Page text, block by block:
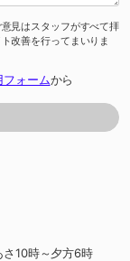
見はスタッフがすべて拝
改善を行ってまいりま
フォームから
10時～夕方6時